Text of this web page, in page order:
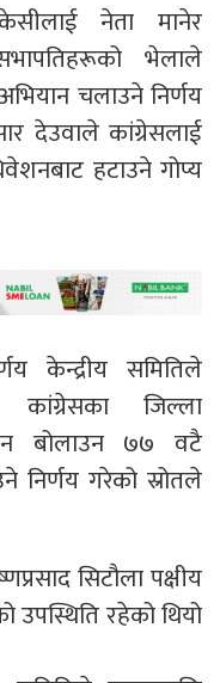
नेता मानेर
भेलाले
चलाउने निर्णय
देउवाले कांग्रेसलाई
हटाउने गोप्य
केन्द्रीय समितिले
कांग्रेसका जिल्ला
बोलाउन ७७ वटै
निर्णय गरेको स्रोतले
सिटौला पक्षीय
रहेको थियो